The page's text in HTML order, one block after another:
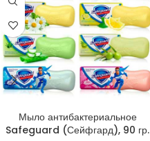
Мыло антибактериальное
Safeguard (Сейфгард), 90 гр.